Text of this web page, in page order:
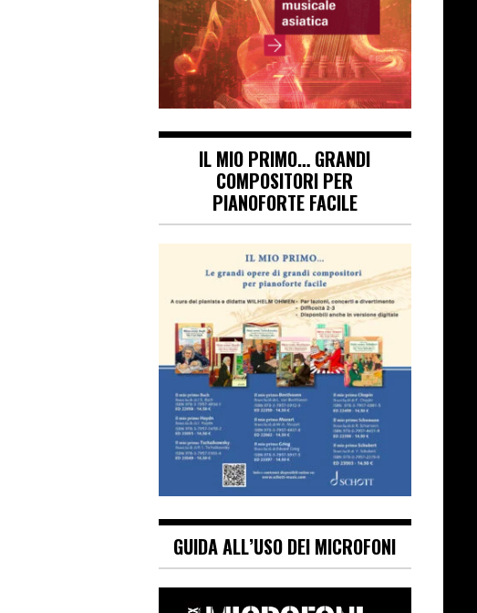
IL MIO PRIMO… GRANDI
COMPOSITORI PER
PIANOFORTE FACILE
GUIDA ALL’USO DEI MICROFONI